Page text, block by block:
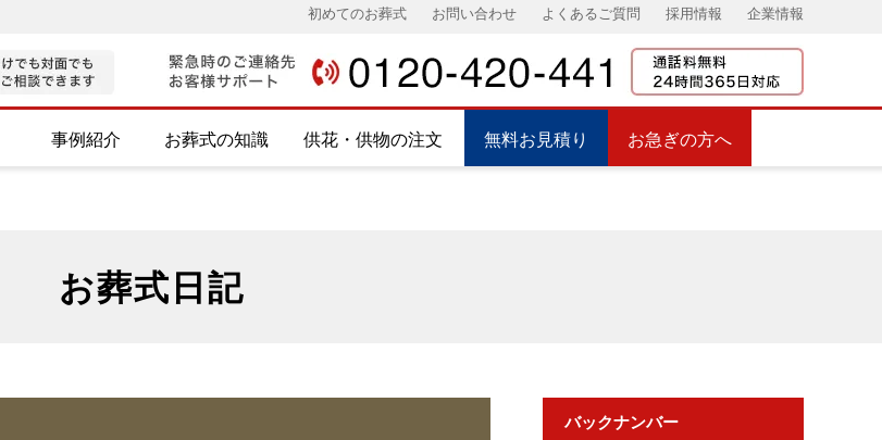
初めてのお葬式 お問い合わせ よくあるご質問 採用情報 企業情報
事例紹介 お葬式の知識 供花・供物の注文 無料お見積り お急ぎの方へ
お葬式日記
バックナンバー